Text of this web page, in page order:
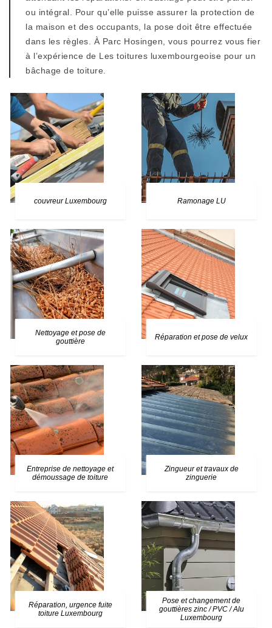
ou intégral. Pour qu’elle puisse assurer la protection de
la maison et des occupants, la pose doit être effectuée
dans les règles. À Parc Hosingen, vous pourrez vous fier
à l’expérience de Les toitures luxembourgeoise pour un
bâchage de toiture.
couvreur Luxembourg Ramonage LU
Nettoyage et pose de
gouttière
Réparation et pose de velux
Entreprise de nettoyage et
démoussage de toiture
Zingueur et travaux de
zinguerie
Réparation, urgence fuite
toiture Luxembourg
Pose et changement de
gouttières zinc / PVC / Alu
Luxembourg